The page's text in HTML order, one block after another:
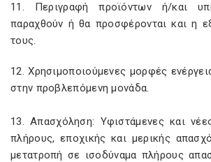
11. Περιγραφή προϊόντων ή/και
παραχθούν ή θα προσφέρονται και η
τους.
12. Χρησιμοποιούμενες μορφές
στην προβλεπόμενη μονάδα.
13. Απασχόληση: Υφιστάμενες και
πλήρους, εποχικής και μερικής
μετατροπή σε ισοδύναμα πλήρους